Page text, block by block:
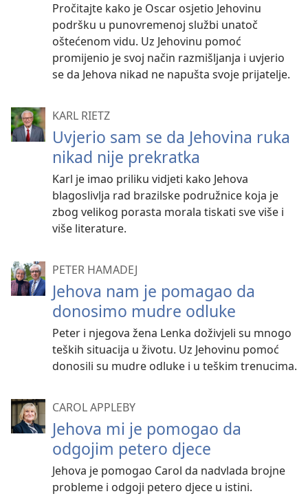
Pročitajte kako je Oscar osjetio Jehovinu
podršku u punovremenoj službi unatoč
oštećenom vidu. Uz Jehovinu pomoć
promijenio je svoj način razmišljanja i uvjerio
se da Jehova nikad ne napušta svoje prijatelje.
KARL RIETZ
Uvjerio sam se da Jehovina ruka
nikad nije prekratka
Karl je imao priliku vidjeti kako Jehova
blagoslivlja rad brazilske podružnice koja je
zbog velikog porasta morala tiskati sve više i
više literature.
PETER HAMADEJ
Jehova nam je pomagao da
donosimo mudre odluke
Peter i njegova žena Lenka doživjeli su mnogo
teških situacija u životu. Uz Jehovinu pomoć
donosili su mudre odluke i u teškim trenucima.
CAROL APPLEBY
Jehova mi je pomogao da
odgojim petero djece
Jehova je pomogao Carol da nadvlada brojne
probleme i odgoji petero djece u istini.